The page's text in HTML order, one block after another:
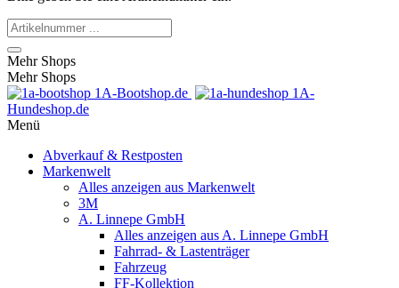
Mehr Shops
Mehr Shops
1A-Bootshop.de
1A-
Hundeshop.de
Menü
Abverkauf & Restposten
Markenwelt
Alles anzeigen aus Markenwelt
3M
A. Linnepe GmbH
Alles anzeigen aus A. Linnepe GmbH
Fahrrad- & Lastenträger
Fahrzeug
FF-Kollektion